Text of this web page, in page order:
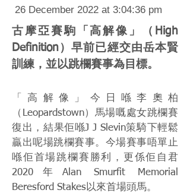
26 December 2022 at 3:04:36 pm
古摩亞賽駒「高解像」（High
Definition）早前已經交由岳本賢
訓練，並以跳欄賽事為目標。
「高解像」今日喺李奧柏
（Leopardstown）馬場嘅處女跳欄賽
復出，結果佢喺J J Slevin策騎下輕鬆
贏出呢場跳欄賽事。今場賽事唔單止
喺佢首場跳欄賽勝利，更係佢自君
2020年Alan Smurfit Memorial
Beresford Stakes以來首場頭馬。